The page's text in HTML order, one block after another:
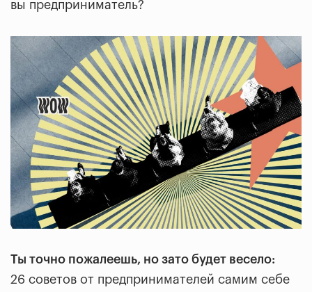
вы предприниматель?
Ты точно пожалеешь, но зато будет весело:
26 советов от предпринимателей самим себе